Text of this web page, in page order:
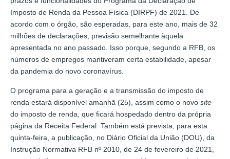
Imposto de Renda da Pessoa Física (DIRPF) de 2021. De
acordo com o órgão, são esperadas, para este ano, mais de 32
milhões de declarações, previsão semelhante àquela
apresentada no ano passado. Isso porque, segundo a RFB, os
números de empregos mantiveram certa estabilidade, apesar
da pandemia do novo coronavírus.
O programa para a geração e a transmissão do imposto de
renda estará disponível amanhã (25), assim como o novo site
do imposto de renda, que ficará hospedado dentro da própria
página da Receita Federal. Também está prevista, para esta
quinta-feira, a publicação, no Diário Oficial da União (DOU), da
Instrução Normativa RFB nº 2010, de 24 de fevereiro de 2021,